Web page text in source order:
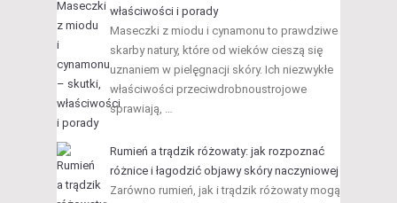
właściwości i porady
Maseczki z miodu i cynamonu to prawdziwe
skarby natury, które od wieków cieszą się
uznaniem w pielęgnacji skóry. Ich niezwykłe
właściwości przeciwdrobnoustrojowe
sprawiają, …
Rumień a trądzik różowaty: jak rozpoznać
różnice i łagodzić objawy skóry naczyniowej
Zarówno rumień, jak i trądzik różowaty mogą